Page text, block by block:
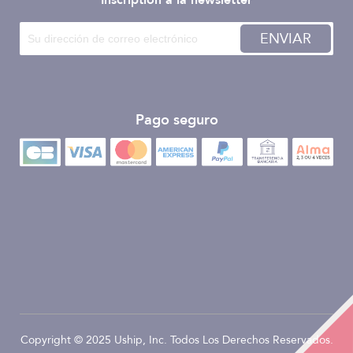
ENVIAR
Pago seguro
Copyright © 2025 Uship, Inc. Todos Los Derechos Reservados.